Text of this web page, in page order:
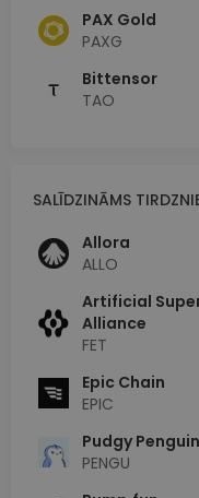
PAX Gold
PAXG
Bittensor
TAO
SALĪDZINĀMS
Allora
ALLO
Artificial
Alliance
FET
Epic Chain
EPIC
Pudgy
PENGU